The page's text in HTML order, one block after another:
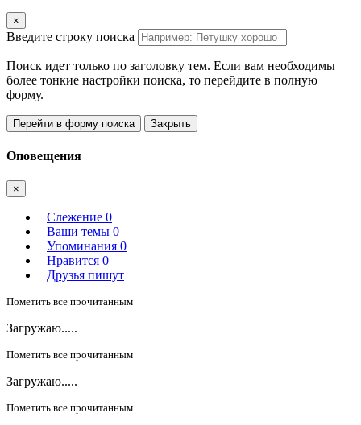
×
Введите строку поиска
Поиск идет только по заголовку тем. Если вам необходимы
более тонкие настройки поиска, то перейдите в полную
форму.
Перейти в форму поиска Закрыть
Оповещения
×
Слежение 0
Ваши темы 0
Упоминания 0
Нравится 0
Друзья пишут
Пометить все прочитанным
Загружаю.....
Пометить все прочитанным
Загружаю.....
Пометить все прочитанным